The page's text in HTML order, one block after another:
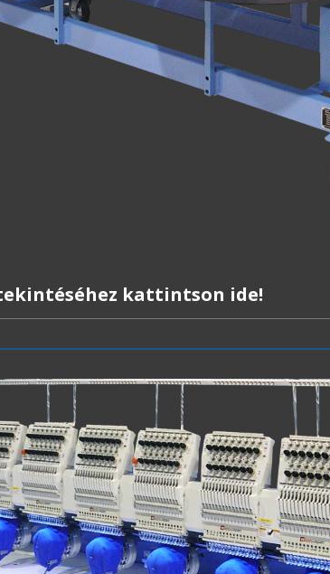
kattintson ide!